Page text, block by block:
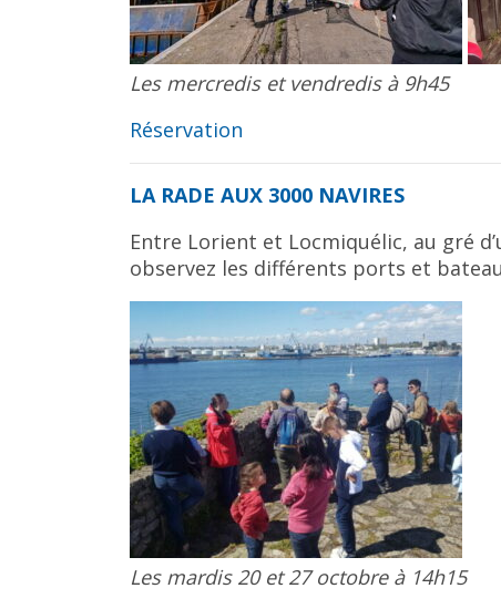
Les mercredis et vendredis à 9h45
Réservation
LA RADE AUX 3000 NAVIRES
Entre Lorient et Locmiquélic, au gré
observez les différents ports et
Les mardis 20 et 27 octobre à 14h15